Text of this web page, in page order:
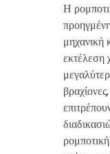
Η
μηχανική
εκτέλεση
ρομποτική